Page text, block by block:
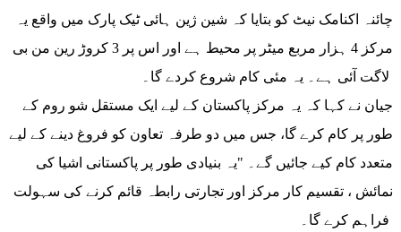
چائنہ اکنامک نیٹ کو بتایا کہ شین ژین ہائی ٹیک پارک میں واقع یہ
مرکز 4 ہزار مربع میٹر پر محیط ہے اور اس پر 3 کروڑ رین من بی
جیان نے کہا کہ یہ مرکز پاکستان کے لیے ایک مستقل شو روم کے
طور پر کام کرے گا، جس میں دو طرفہ تعاون کو فروغ دینے کے لیے
متعدد کام کیے جائیں گے۔ "یہ بنیادی طور پر پاکستانی اشیا کی
نمائش ، تقسیم کار مرکز اور تجارتی رابطہ قائم کرنے کی سہولت